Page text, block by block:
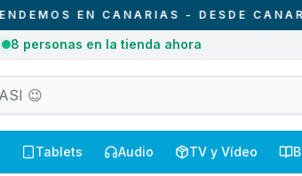
EN CANARIAS - DESDE CANARIAS
pedidos entregados hoy en Canarias
Tablets Audio TV y Vídeo